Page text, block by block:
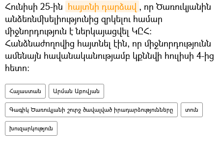
Հունիսի 25-ին հայտնի դարձավ , որ Ծառուկյանին
անձեռնմխելիությունից զրկելու համար
միջնորդություն է ներկայացվել ԿԸՀ։
Հանձնաժողովից հայտնել էին, որ միջնորդությունն
ամենայն հավանականությամբ կքննվի հուլիսի 4-ից
հետո։
Հայաստան Արման Աբովյան
Գագիկ Ծառուկյանի շուրջ ծավալված իրադարձությունները տուն
խուզարկություն